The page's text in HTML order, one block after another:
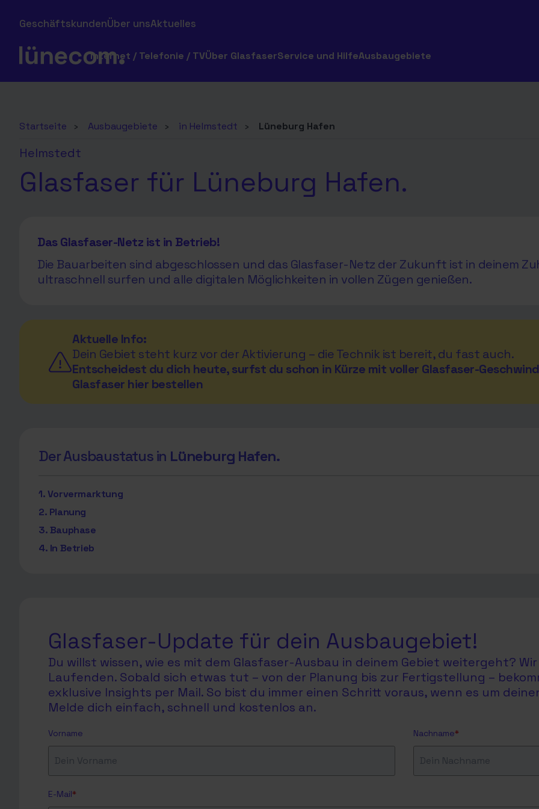
GeschäftskundenÜber unsAktuelles
Internet / Telefonie / TVÜber GlasfaserService und HilfeAusbaugebiete
Startseite › Ausbaugebiete › in Helmstedt › Lüneburg Hafen
Helmstedt
Glasfaser für Lüneburg Hafen.
Das Glasfaser-Netz ist in Betrieb!
Die Bauarbeiten sind abgeschlossen und das Glasfaser-Netz der Zukunft ist in deinem
ultraschnell surfen und alle digitalen Möglichkeiten in vollen Zügen genießen.
Aktuelle Info:
Dein Gebiet steht kurz vor der Aktivierung – die Technik ist bereit, du fast auch.
Entscheidest du dich heute, surfst du schon in Kürze mit voller Glasfaser-
Glasfaser hier bestellen
Der Ausbaustatus in Lüneburg Hafen.
1. Vorvermarktung
2. Planung
3. Bauphase
4. In Betrieb
Glasfaser-Update für dein Ausbaugebiet!
Du willst wissen, wie es mit dem Glasfaser-Ausbau in deinem Gebiet weitergeht?
Laufenden. Sobald sich etwas tut – von der Planung bis zur Fertigstellung –
exklusive Insights per Mail. So bist du immer einen Schritt voraus, wenn es um
Melde dich einfach, schnell und kostenlos an.
Vorname Nachname*
E-Mail*